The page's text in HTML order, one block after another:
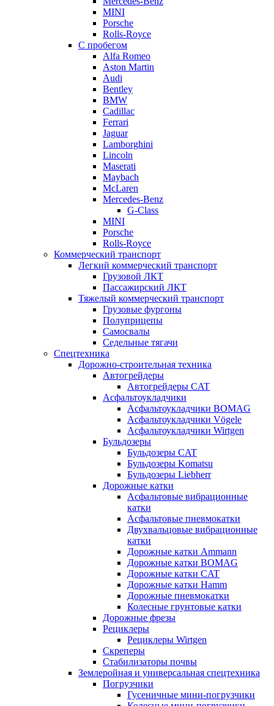
MINI
Porsche
Rolls-Royce
С пробегом
Alfa Romeo
Aston Martin
Audi
Bentley
BMW
Cadillac
Ferrari
Jaguar
Lamborghini
Lincoln
Maserati
Maybach
McLaren
Mercedes-Benz
G-Class
MINI
Porsche
Rolls-Royce
Коммерческий транспорт
Легкий коммерческий транспорт
Грузовой ЛКТ
Пассажирский ЛКТ
Тяжелый коммерческий транспорт
Грузовые фургоны
Полуприцепы
Самосвалы
Седельные тягачи
Спецтехника
Дорожно-строительная техника
Автогрейдеры
Автогрейдеры CAT
Асфальтоукладчики
Асфальтоукладчики BOMAG
Асфальтоукладчики Vögele
Асфальтоукладчики Wirtgen
Бульдозеры
Бульдозеры CAT
Бульдозеры Komatsu
Бульдозеры Liebherr
Дорожные катки
Асфальтовые вибрационные
катки
Асфальтовые пневмокатки
Двухвальцовые вибрационные
катки
Дорожные катки Ammann
Дорожные катки BOMAG
Дорожные катки CAT
Дорожные катки Hamm
Дорожные пневмокатки
Колесные грунтовые катки
Дорожные фрезы
Рециклеры
Рециклеры Wirtgen
Скреперы
Стабилизаторы почвы
Землеройная и универсальная спецтехника
Погрузчики
Гусеничные мини-погрузчики